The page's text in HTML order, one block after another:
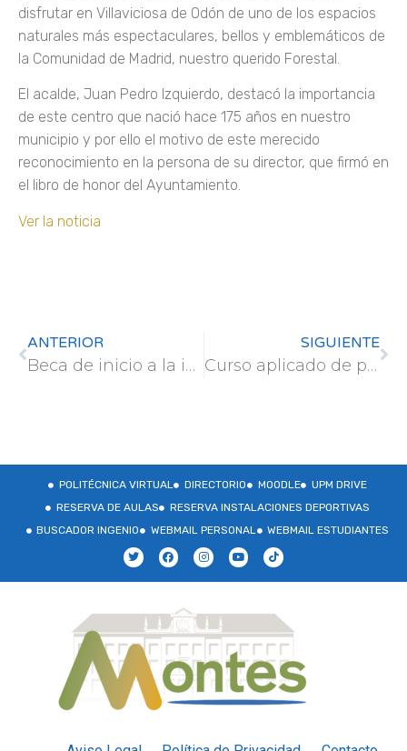
disfrutar en Villaviciosa de Odón de uno de los espacios
naturales más espectaculares, bellos y emblemáticos de
la Comunidad de Madrid, nuestro querido Forestal.
El acalde, Juan Pedro Izquierdo, destacó la importancia
de este centro que nació hace 175 años en nuestro
municipio y por ello el motivo de este merecido
reconocimiento en la persona de su director, que firmó en
el libro de honor del Ayuntamiento.
Ver la noticia
ANTERIOR
Beca de inicio a la investigación en el Herbario EMMA: Exsiccata 2023-24
SIGUIENTE
Curso aplicado de paisajes culturales: ‘El estudio del paisaje (II): Albarracín, retos y riesgos’
POLITÉCNICA VIRTUAL DIRECTORIO MOODLE
UPM DRIVE
RESERVA DE AULAS
RESERVA INSTALACIONES DEPORTIVAS
BUSCADOR INGENIO
WEBMAIL PERSONAL WEBMAIL ESTUDIANTES